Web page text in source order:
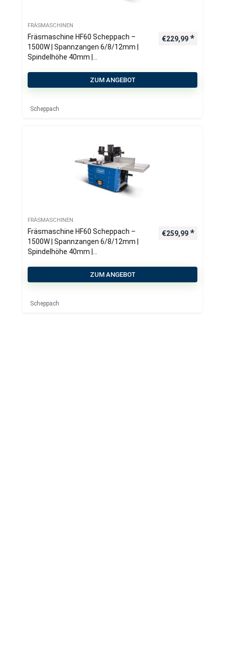
FRÄSMASCHINEN
Fräsmaschine HF60 Scheppach –
1500W | Spannzangen 6/8/12mm |
Spindelhöhe 40mm |
€229,99
ZUM ANGEBOT
Scheppach
FRÄSMASCHINEN
Fräsmaschine HF60 Scheppach –
1500W | Spannzangen 6/8/12mm |
Spindelhöhe 40mm |
€259,99
ZUM ANGEBOT
Scheppach